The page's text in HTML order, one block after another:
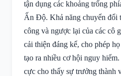
tận dụng các khoảng trống
Ấn Độ. Khả năng chuyển đổi
công và ngược lại của các cô
cải thiện đáng kể, cho phép
tạo ra nhiều cơ hội nguy
cực cho thấy sự trưởng thành